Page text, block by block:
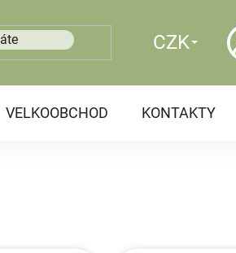
CZK
VELKOOBCHOD KONTAKTY